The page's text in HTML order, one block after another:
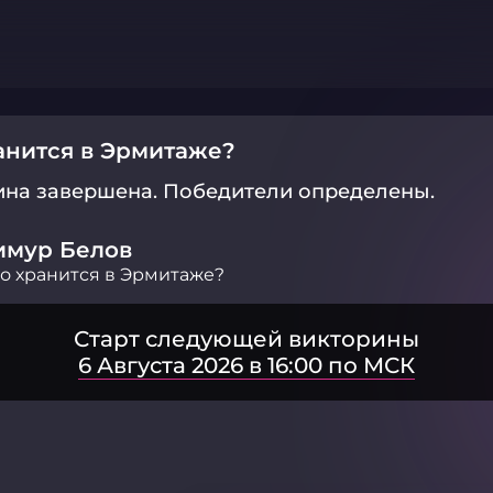
в Эрмитаже?
завершена. Победители определены.
Белов
хранится в Эрмитаже?
Старт следующей викторины
6 Августа 2026 в 16:00 по МСК